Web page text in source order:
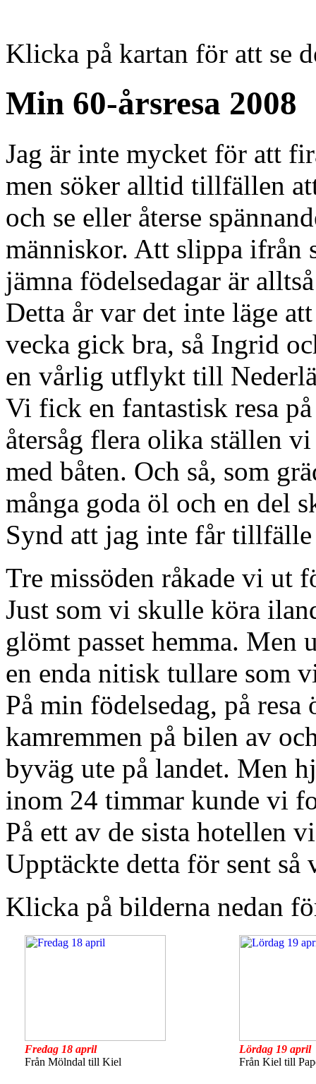
Klicka på kartan för att se
Min 60-årsresa 2008
Jag är inte mycket för att
men söker alltid tillfällen
och se eller återse
människor. Att slippa ifrån
jämna födelsedagar är
Detta år var det inte läge
vecka gick bra, så Ingrid
en vårlig utflykt till
Vi fick en fantastisk resa
återsåg flera olika ställen
med båten. Och så, som
många goda öl och en del
Synd att jag inte får
Tre missöden råkade vi ut
Just som vi skulle köra
glömt passet hemma. Men
en enda nitisk tullare som
På min födelsedag, på
kamremmen på bilen av
byväg ute på landet. Men
inom 24 timmar kunde vi
På ett av de sista hotellen
Upptäckte detta för sent
Klicka på bilderna nedan
Fredag 18 april
Från Mölndal till Kiel
Lördag 19 april
Från Kiel till